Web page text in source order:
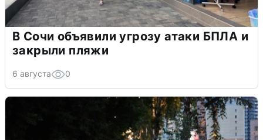
В Сочи объявили угрозу атаки БПЛА и
закрыли пляжи
6 августа 0